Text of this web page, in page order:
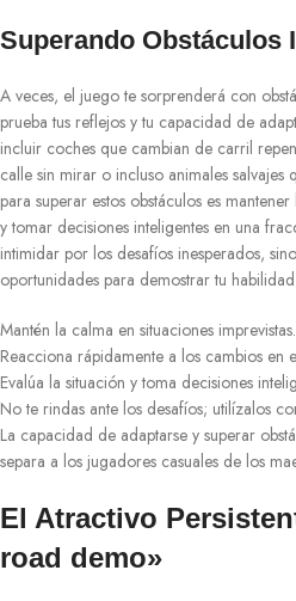
Superando Obstáculos
A veces, el juego te sorprenderá con
prueba tus reflejos y tu capacidad de
incluir coches que cambian de carril
calle sin mirar o incluso animales
para superar estos obstáculos es
y tomar decisiones inteligentes en una
intimidar por los desafíos inesperados,
oportunidades para demostrar tu
Mantén la calma en situaciones imprevistas.
Reacciona rápidamente a los cambios en
Evalúa la situación y toma decisiones
No te rindas ante los desafíos; utilízalos
La capacidad de adaptarse y superar
separa a los jugadores casuales de los
El Atractivo
road demo»